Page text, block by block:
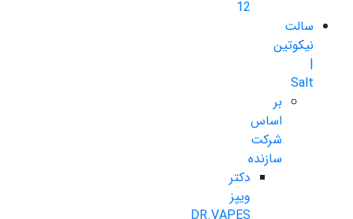
12
سالت
نیکوتین
|
Salt
بر
اساس
شرکت
سازنده
دکتر
ویپز